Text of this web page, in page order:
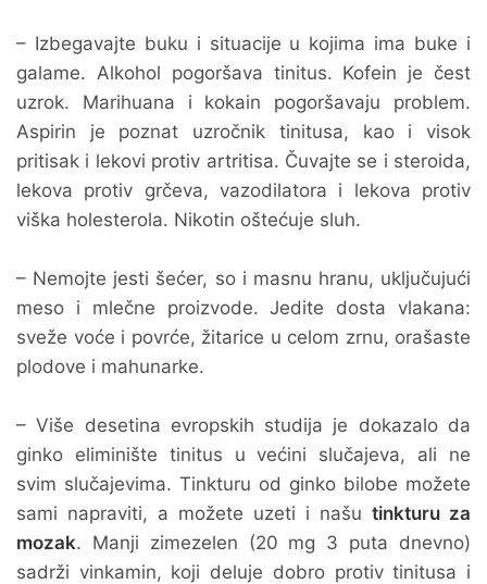
– Izbegavajte buku i situacije u kojima ima buke i
galame. Alkohol pogoršava tinitus. Kofein je čest
uzrok. Marihuana i kokain pogoršavaju problem.
Aspirin je poznat uzročnik tinitusa, kao i visok
pritisak i lekovi protiv artritisa. Čuvajte se i steroida,
lekova protiv grčeva, vazodilatora i lekova protiv
viška holesterola. Nikotin oštećuje sluh.
– Nemojte jesti šećer, so i masnu hranu, uključujući
meso i mlečne proizvode. Jedite dosta vlakana:
sveže voće i povrće, žitarice u celom zrnu, orašaste
plodove i mahunarke.
– Više desetina evropskih studija je dokazalo da
ginko eliminište tinitus u većini slučajeva, ali ne
svim slučajevima. Tinkturu od ginko bilobe možete
sami napraviti, a možete uzeti i našu tinkturu za
mozak. Manji zimezelen (20 mg 3 puta dnevno)
sadrži vinkamin, koji deluje dobro protiv tinitusa i